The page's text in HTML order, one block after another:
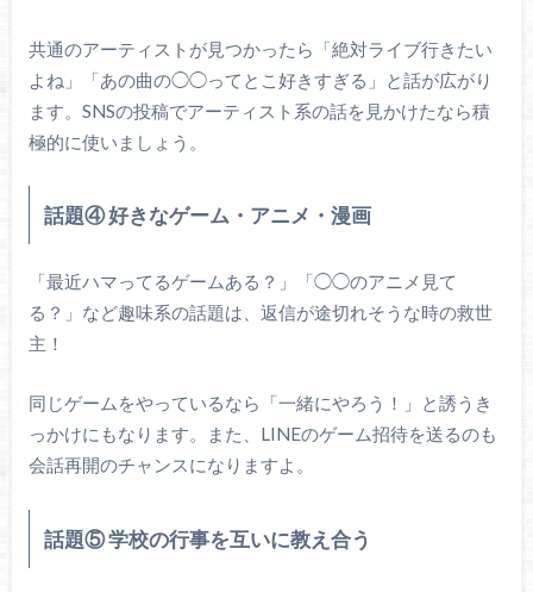
共通のアーティストが見つかったら「絶対ライブ行きたい
よね」「あの曲の◯◯ってとこ好きすぎる」と話が広がり
ます。SNSの投稿でアーティスト系の話を見かけたなら積
極的に使いましょう。
話題④ 好きなゲーム・アニメ・漫画
「最近ハマってるゲームある？」「◯◯のアニメ見て
る？」など趣味系の話題は、返信が途切れそうな時の救世
主！
同じゲームをやっているなら「一緒にやろう！」と誘うき
っかけにもなります。また、LINEのゲーム招待を送るのも
会話再開のチャンスになりますよ。
話題⑤ 学校の行事を互いに教え合う